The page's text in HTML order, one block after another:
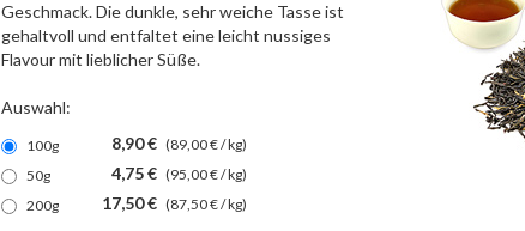
Geschmack. Die dunkle, sehr weiche Tasse ist
gehaltvoll und entfaltet eine leicht nussiges
Flavour mit lieblicher Süße.
Auswahl:
100g 8,90 € (89,00 € / kg)
50g
4,75 € (95,00 € / kg)
200g
17,50 € (87,50 € / kg)